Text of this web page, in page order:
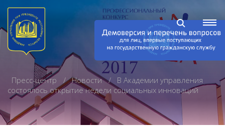
Пресс-центр Новости
В Академии управления
состоялось открытие недели социальных инноваций